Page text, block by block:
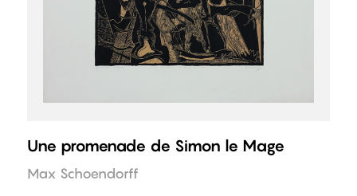
Une promenade de Simon le Mage
Max Schoendorff